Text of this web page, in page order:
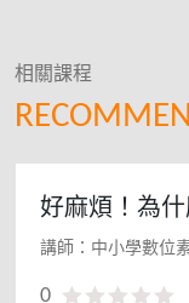
相關課程
好麻煩！為
講師：中小學數位
0